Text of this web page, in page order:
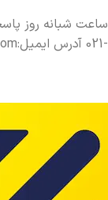
هفت روز هفته، 24 ساعت